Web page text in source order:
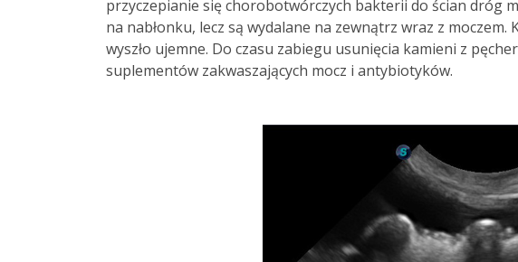
przyczepianie się chorobotwórczych bakterii do ścian dróg
na nabłonku, lecz są wydalane na zewnątrz wraz z
wyszło ujemne. Do czasu zabiegu usunięcia kamieni z
suplementów zakwaszających mocz i antybiotyków.